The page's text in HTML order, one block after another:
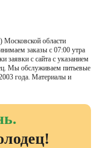
Московской области
заказы с 07:00 утра
заявки с сайта с указанием
Мы обслуживаем питьевые
года. Материалы и